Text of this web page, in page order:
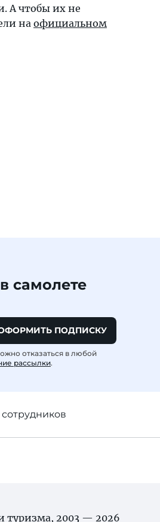
А чтобы их не
на официальном
самолете
ПОДПИСКУ
отказаться в любой
рассылки.
туризма, 2003 — 2026